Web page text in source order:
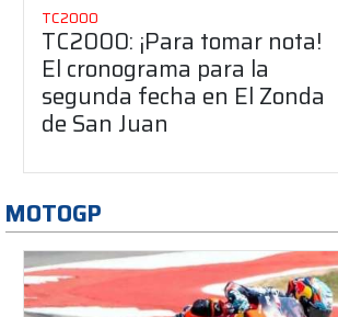
TC2000
TC2000: ¡Para tomar nota!
El cronograma para la
segunda fecha en El Zonda
de San Juan
MOTOGP